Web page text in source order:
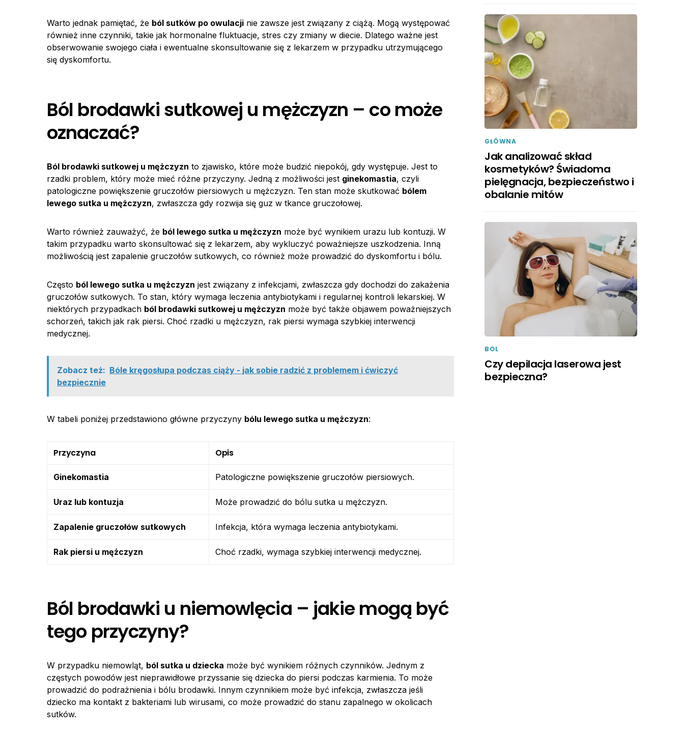
Warto jednak pamiętać, że ból sutków po owulacji nie zawsze jest związany z ciążą. Mogą występować
również inne czynniki, takie jak hormonalne fluktuacje, stres czy zmiany w diecie. Dlatego ważne jest
obserwowanie swojego ciała i ewentualne skonsultowanie się z lekarzem w przypadku utrzymującego
się dyskomfortu.
Ból brodawki sutkowej u mężczyzn – co może
oznaczać?
Ból brodawki sutkowej u mężczyzn to zjawisko, które może budzić niepokój, gdy występuje. Jest to
rzadki problem, który może mieć różne przyczyny. Jedną z możliwości jest ginekomastia, czyli
patologiczne powiększenie gruczołów piersiowych u mężczyzn. Ten stan może skutkować bólem
lewego sutka u mężczyzn, zwłaszcza gdy rozwija się guz w tkance gruczołowej.
Warto również zauważyć, że ból lewego sutka u mężczyzn może być wynikiem urazu lub kontuzji. W
takim przypadku warto skonsultować się z lekarzem, aby wykluczyć poważniejsze uszkodzenia. Inną
możliwością jest zapalenie gruczołów sutkowych, co również może prowadzić do dyskomfortu i bólu.
Często ból lewego sutka u mężczyzn jest związany z infekcjami, zwłaszcza gdy dochodzi do zakażenia
gruczołów sutkowych. To stan, który wymaga leczenia antybiotykami i regularnej kontroli lekarskiej. W
niektórych przypadkach ból brodawki sutkowej u mężczyzn może być także objawem poważniejszych
schorzeń, takich jak rak piersi. Choć rzadki u mężczyzn, rak piersi wymaga szybkiej interwencji
medycznej.
Zobacz też: Bóle kręgosłupa podczas ciąży - jak sobie radzić z problemem i ćwiczyć
bezpiecznie
W tabeli poniżej przedstawiono główne przyczyny bólu lewego sutka u mężczyzn:
Przyczyna Opis
Ginekomastia Patologiczne powiększenie gruczołów piersiowych.
Uraz lub kontuzja Może prowadzić do bólu sutka u mężczyzn.
Zapalenie gruczołów sutkowych Infekcja, która wymaga leczenia antybiotykami.
Rak piersi u mężczyzn Choć rzadki, wymaga szybkiej interwencji medycznej.
Ból brodawki u niemowlęcia – jakie mogą być
tego przyczyny?
W przypadku niemowląt, ból sutka u dziecka może być wynikiem różnych czynników. Jednym z
częstych powodów jest nieprawidłowe przyssanie się dziecka do piersi podczas karmienia. To może
prowadzić do podrażnienia i bólu brodawki. Innym czynnikiem może być infekcja, zwłaszcza jeśli
dziecko ma kontakt z bakteriami lub wirusami, co może prowadzić do stanu zapalnego w okolicach
sutków.
GŁÓWNA
Jak analizować skład
kosmetyków? Świadoma
pielęgnacja, bezpieczeństwo i
obalanie mitów
BOL
Czy depilacja laserowa jest
bezpieczna?